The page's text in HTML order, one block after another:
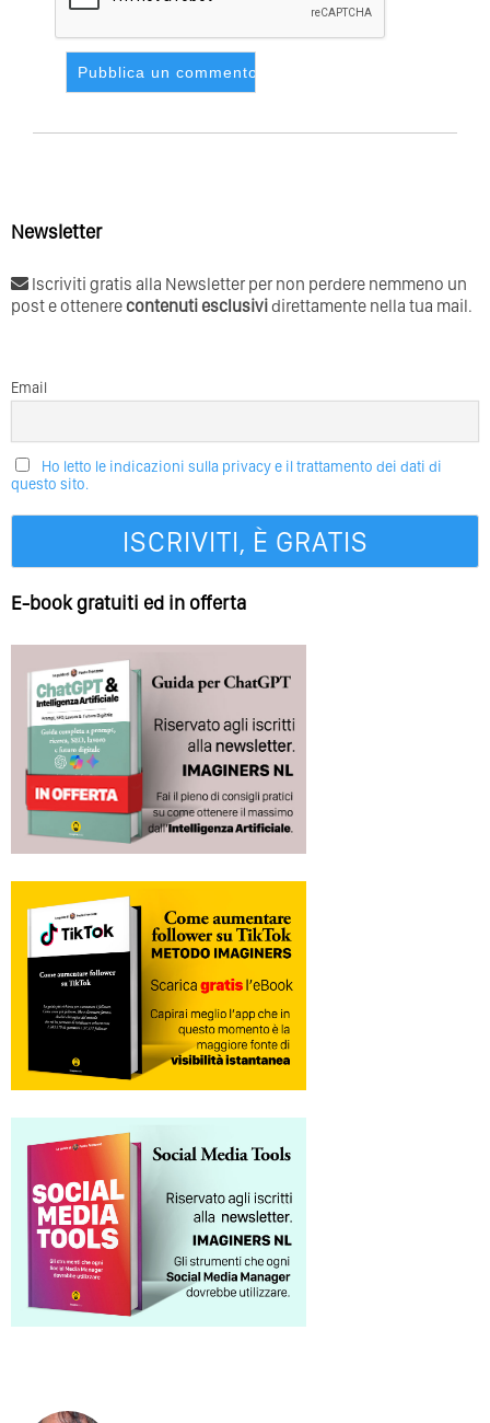
Newsletter
Iscriviti gratis alla Newsletter per non perdere nemmeno un
post e ottenerecontenuti esclusividirettamente nella tua mail.
Email
Ho letto le indicazioni sulla privacy e il trattamento dei dati di
questo sito.
E-book gratuiti ed in offerta